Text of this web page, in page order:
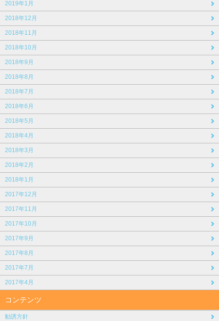
2019年1月
2018年12月
2018年11月
2018年10月
2018年9月
2018年8月
2018年7月
2018年6月
2018年5月
2018年4月
2018年3月
2018年2月
2018年1月
2017年12月
2017年11月
2017年10月
2017年9月
2017年8月
2017年7月
2017年4月
コンテンツ
勧誘方針